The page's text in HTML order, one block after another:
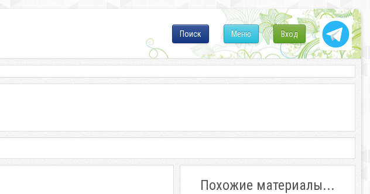
Вход
Меню
Поиск
Похожие материалы...